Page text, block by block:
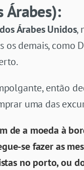
Árabes):
Árabes Unidos,
demais, como
então
uma das
de a moeda à
se fazer as
no porto, ou